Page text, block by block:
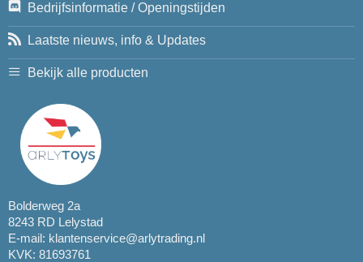
Bedrijfsinformatie / Openingstijden
Laatste nieuws, info & Updates
Bekijk alle producten
Bolderweg 2a
8243 RD Lelystad
E-mail: klantenservice@arlytrading.nl
KVK: 81693761